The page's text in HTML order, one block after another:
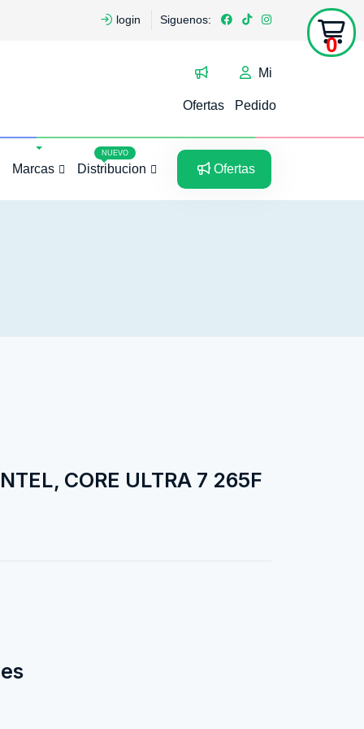
login Siguenos:
Ofertas
Mi
Pedido
0
5
5
Marcas
Distribucion
NUEVO
Ofertas
CORE ULTRA 7 265F